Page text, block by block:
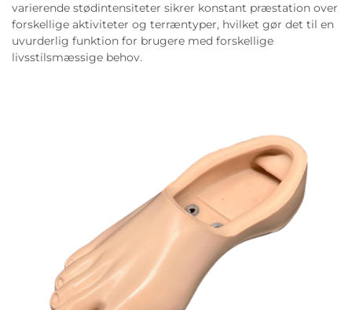
varierende stødintensiteter sikrer konstant præstation over
forskellige aktiviteter og terræntyper, hvilket gør det til en
uvurderlig funktion for brugere med forskellige
livsstilsmæssige behov.